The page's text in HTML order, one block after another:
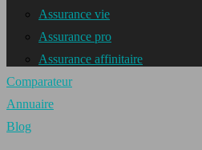
Assurance vie
Assurance pro
Assurance affinitaire
Comparateur
Annuaire
Blog